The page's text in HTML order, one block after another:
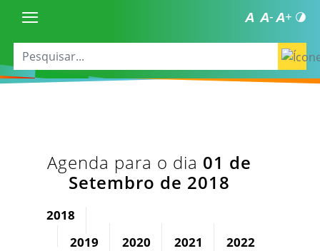
Agenda para o dia 01 de
Setembro de 2018
2018
2019
2020 2021 2022